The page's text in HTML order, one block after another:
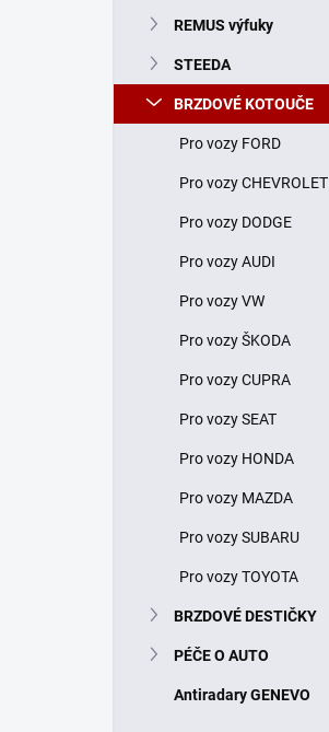
a
e
REMUS výfuky
STEEDA
BRZDOVÉ KOTOUČE
Pro vozy FORD
Pro vozy CHEVROLET
Pro vozy DODGE
Pro vozy AUDI
Pro vozy VW
Pro vozy ŠKODA
Pro vozy CUPRA
Pro vozy SEAT
Pro vozy HONDA
Pro vozy MAZDA
Pro vozy SUBARU
Pro vozy TOYOTA
BRZDOVÉ DESTIČKY
PÉČE O AUTO
Antiradary GENEVO